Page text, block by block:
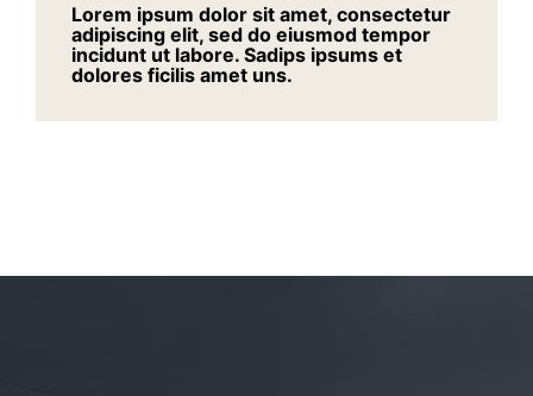
Lorem ipsum dolor sit amet, consectetur
adipiscing elit, sed do eiusmod tempor
incidunt ut labore. Sadips ipsums et
dolores ficilis amet uns.